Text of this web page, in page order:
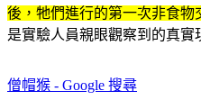
後，牠們進行的第一次非食物
是實驗人員親眼觀察到的真實
僧帽猴 - Google 搜尋